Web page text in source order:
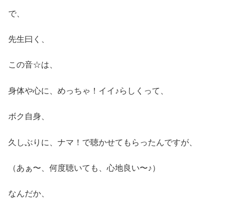
で、
先生曰く、
この音☆は、
身体や心に、めっちゃ！イイ♪らしくって、
ボク自身、
久しぶりに、ナマ！で聴かせてもらったんですが、
（あぁ〜、何度聴いても、心地良い〜♪）
なんだか、